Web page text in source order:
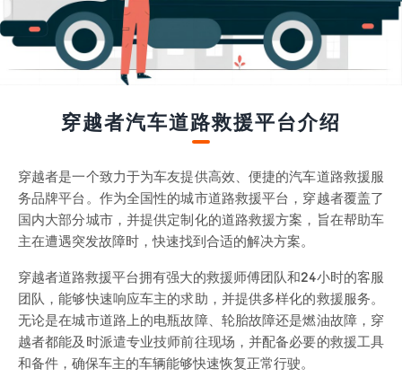
穿越者汽车道路救援平台介绍
穿越者是一个致力于为车友提供高效、便捷的汽车道路救援服
务品牌平台。作为全国性的城市道路救援平台，穿越者覆盖了
国内大部分城市，并提供定制化的道路救援方案，旨在帮助车
主在遭遇突发故障时，快速找到合适的解决方案。
穿越者道路救援平台拥有强大的救援师傅团队和24小时的客服
团队，能够快速响应车主的求助，并提供多样化的救援服务。
无论是在城市道路上的电瓶故障、轮胎故障还是燃油故障，穿
越者都能及时派遣专业技师前往现场，并配备必要的救援工具
和备件，确保车主的车辆能够快速恢复正常行驶。